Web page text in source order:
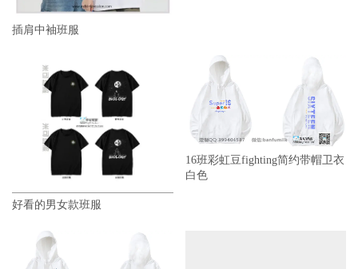
插肩中袖班服
好看的男女款班服
16班彩虹豆fighting简约带帽卫衣
白色